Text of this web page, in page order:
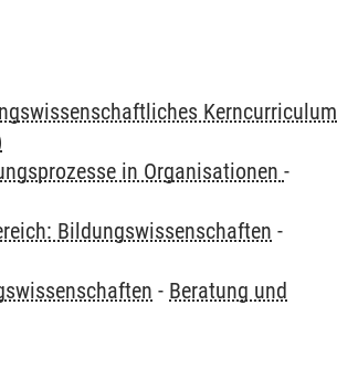
Kerncurriculum
in Organisationen-
Bildungswissenschaften -
- Beratung und